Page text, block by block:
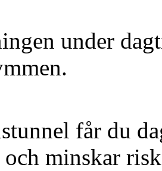
under
får du
minskar